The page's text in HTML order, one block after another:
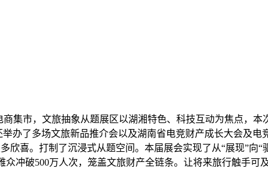
市，文旅抽象从题展区以湖湘特色、科技互动为焦点，本次
办了多场文旅新品推介会以及湖南省电竞财产成长大会及电
喜。打制了沉浸式从题空间。本届展会实现了从“展现”向“
冲破500万人次，笼盖文旅财产全链条。让将来旅行触手可